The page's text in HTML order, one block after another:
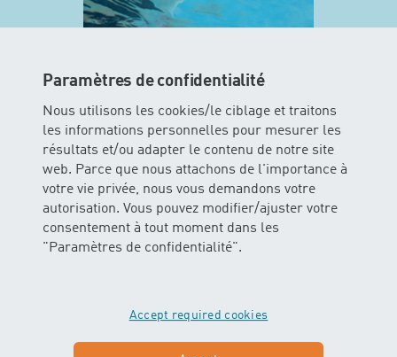
Paramètres de confidentialité
Nous utilisons les cookies/le ciblage et traitons
les informations personnelles pour mesurer les
résultats et/ou adapter le contenu de notre site
web. Parce que nous attachons de l'importance à
votre vie privée, nous vous demandons votre
autorisation. Vous pouvez modifier/ajuster votre
consentement à tout moment dans les
"Paramètres de confidentialité".
Accept required cookies
MINIS
Dans ce cours les enfants peuvent
vivre l’élément aquatique avec tous